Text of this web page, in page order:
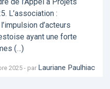
L’association :
d’acteurs
ayant une forte
(…)
2025 - par Lauriane Paulhiac